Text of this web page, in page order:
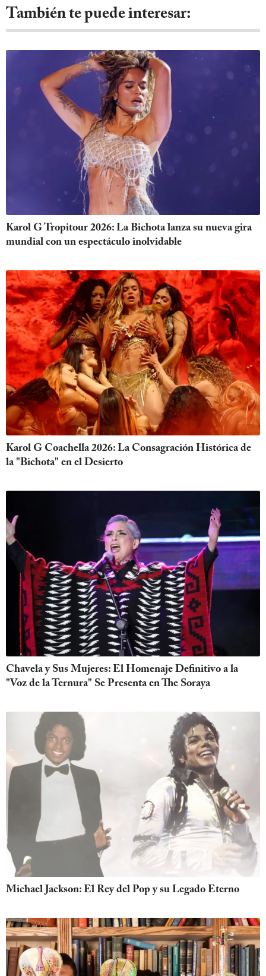
También te puede interesar:
Karol G Tropitour 2026: La Bichota lanza su nueva gira
mundial con un espectáculo inolvidable
Karol G Coachella 2026: La Consagración Histórica de
la "Bichota" en el Desierto
Chavela y Sus Mujeres: El Homenaje Definitivo a la
"Voz de la Ternura" Se Presenta en The Soraya
Michael Jackson: El Rey del Pop y su Legado Eterno